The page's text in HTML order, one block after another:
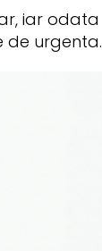
iar odata
de urgenta.